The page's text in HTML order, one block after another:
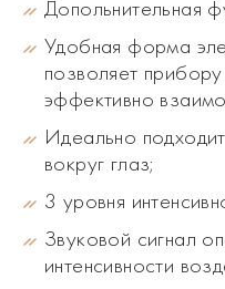
Допольнительная
Удобная форма
позволяет
эффективно
Идеально
вокруг глаз;
3 уровня
Звуковой сигнал
интенсивности